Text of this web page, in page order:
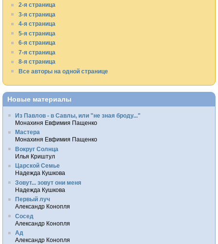
2-я страница
3-я страница
4-я страница
5-я страница
6-я страница
7-я страница
8-я страница
Все авторы на одной странице
Новые материалы
Из Павлов - в Савлы, или "не зная броду..."
Монахиня Евфимия Пащенко
Мастера
Монахиня Евфимия Пащенко
Вокруг Солнца
Илья Криштул
Царской Семье
Надежда Кушкова
Зовут... зовут они меня
Надежда Кушкова
Первый луч
Александр Конопля
Сосед
Александр Конопля
Ад
Александр Конопля